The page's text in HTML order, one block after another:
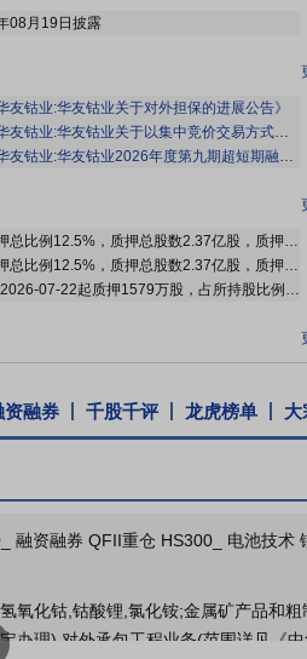
08月19日披露
华友钴业:华友钴业关于对外担保的进展公告》
友钴业:华友钴业关于以集中竞价交易方式回购公司股份的进展公告》
友钴业:华友钴业2026年度第九期超短期融资券发行结果公告》
截止2026年08月07日质押总比例12.5%，质押总股数2.37亿股，质押总笔数46笔
截止2026年07月31日质押总比例12.5%，质押总股数2.37亿股，质押总笔数46笔
华友控股集团有限公司自2026-07-22起质押1579万股，占所持股比例为5.11%，占总股本比0.83%，累计质押1.865亿股，占所持股比例为60.41%，占总股本比9.85%
资融券 千股千评 龙虎榜单 大
融资融券 QFII重仓 HS300_ 电池技术
氧化钴,钴酸锂,氯化铵;金属矿产品和粗
办理),对外承包工程业务(范围详见《中